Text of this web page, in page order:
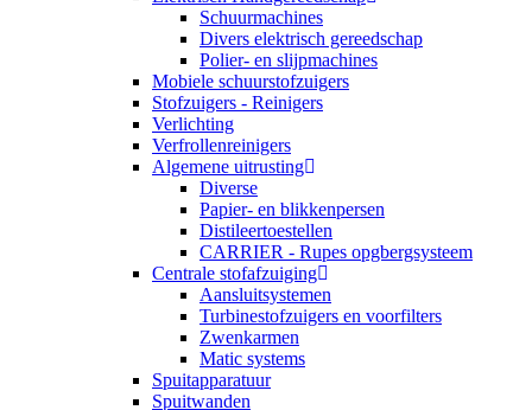
Schuurmachines
Divers elektrisch gereedschap
Polier- en slijpmachines
Mobiele schuurstofzuigers
Stofzuigers - Reinigers
Verlichting
Verfrollenreinigers
Algemene uitrusting
Diverse
Papier- en blikkenpersen
Distileertoestellen
CARRIER - Rupes opgbergsysteem
Centrale stofafzuiging
Aansluitsystemen
Turbinestofzuigers en voorfilters
Zwenkarmen
Matic systems
Spuitapparatuur
Spuitwanden